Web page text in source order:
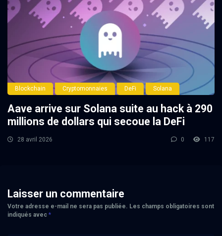
Blockchain Cryptomonnaies DeFi Solana
Aave arrive sur Solana suite au hack à 290
millions de dollars qui secoue la DeFi
28 avril 2026 0 117
Laisser un commentaire
Votre adresse e-mail ne sera pas publiée. Les champs obligatoires sont
indiqués avec *